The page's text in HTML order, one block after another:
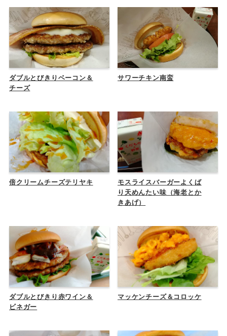
ダブルとびきりベーコン＆
チーズ
サワーチキン南蛮
倍クリームチーズテリヤキ
モスライスバーガーよくば
り天めんたい味（海老とか
きあげ）
ダブルとびきり赤ワイン＆
ビネガー
マッケンチーズ＆コロッケ